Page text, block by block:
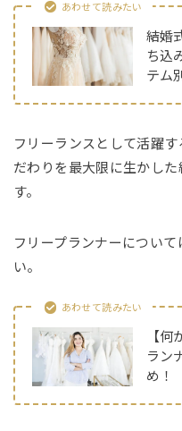
あわせて読みたい
結婚
ち込
テム
フリーランスとして活躍
だわりを最大限に生かし
す。
フリープランナーについ
い。
あわせて読みたい
【
ラン
め！